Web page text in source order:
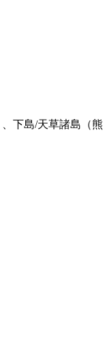
下島/天草諸島（熊